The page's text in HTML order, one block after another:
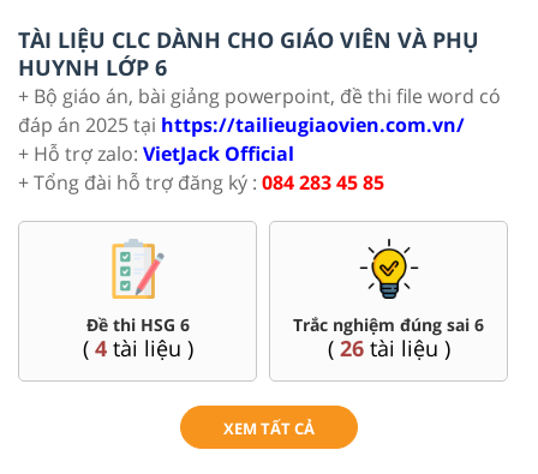
TÀI LIỆU CLC DÀNH CHO GIÁO VIÊN VÀ PHỤ
HUYNH LỚP 6
+ Bộ giáo án, bài giảng powerpoint, đề thi file word có
đáp án 2025 tại https://tailieugiaovien.com.vn/
+ Hỗ trợ zalo: VietJack Official
+ Tổng đài hỗ trợ đăng ký : 084 283 45 85
Đề thi HSG 6
( 4tài liệu )
Trắc nghiệm đúng sai 6
( 26tài liệu )
XEM TẤT CẢ